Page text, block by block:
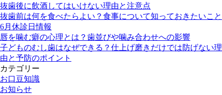
抜歯後に飲酒してはいけない理由と注意点
抜歯前は何を食べたらよい？食事について知っておきたいこと
6月休診日情報
唇を噛む癖の心理とは？歯並びや噛み合わせへの影響
子どものむし歯はなぜできる？仕上げ磨きだけでは防げない理
由と予防のポイント
カテゴリー
お口豆知識
お知らせ